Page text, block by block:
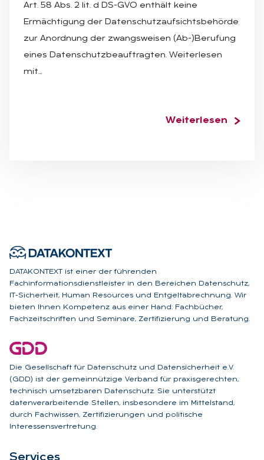
Art. 58 Abs. 2 lit. d DS-GVO enthält keine
Ermächtigung der Datenschutzaufsichtsbehörde
zur Anordnung der zwangsweisen (Ab-)Berufung
eines Datenschutzbeauftragten. Weiterlesen
mit…
Weiterlesen
DATAKONTEXT ist einer der führenden
Fachinformationsdienstleister in den Bereichen Datenschutz,
IT-Sicherheit, Human Resources und Entgeltabrechnung. Wir
bieten Ihnen Kompetenz aus einer Hand: Fachbücher,
Fachzeitschriften und Seminare, Zertifizierung und Beratung.
Die Gesellschaft für Datenschutz und Datensicherheit e.V.
(GDD) ist der gemeinnützige Verband für praxisgerechten,
technisch umsetzbaren Datenschutz. Sie unterstützt
datenverarbeitende Stellen, insbesondere im Mittelstand,
durch Fachwissen, Zertifizierungen und politische
Interessensvertretung.
Ser­vices